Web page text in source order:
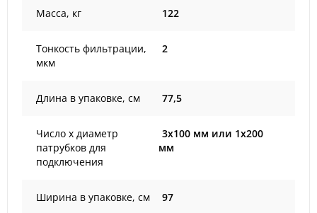
Масса, кг 122
Тонкость фильтрации,
мкм
2
Длина в упаковке, см 77,5
Число х диаметр
патрубков для
подключения
3х100 мм или 1х200
мм
Ширина в упаковке, см 97